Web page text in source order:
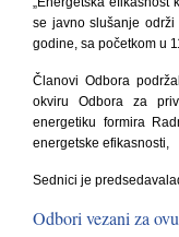
se javno slušanje održi
godine, sa početkom u
Članovi Odbora
okviru Odbora za
energetiku formira
energetske efikasnosti,
Sednici je predsedava la
Odbori vezani za